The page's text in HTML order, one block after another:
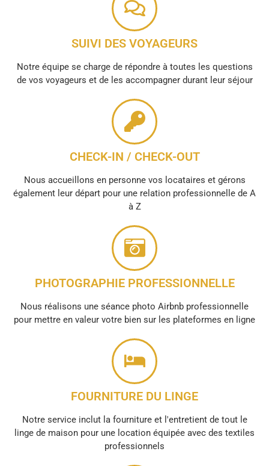
SUIVI DES VOYAGEURS
Notre équipe se charge de répondre à toutes les questions
de vos voyageurs et de les accompagner durant leur séjour
CHECK-IN / CHECK-OUT
Nous accueillons en personne vos locataires et gérons
également leur départ pour une relation professionnelle de A
à Z
PHOTOGRAPHIE PROFESSIONNELLE
Nous réalisons une séance photo Airbnb professionnelle
pour mettre en valeur votre bien sur les plateformes en ligne
FOURNITURE DU LINGE
Notre service inclut la fourniture et l'entretient de tout le
linge de maison pour une location équipée avec des textiles
professionnels